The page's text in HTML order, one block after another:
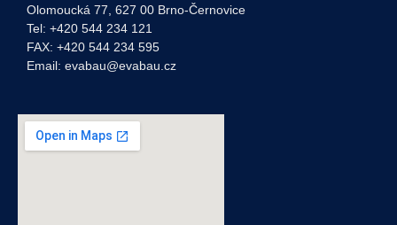
Olomoucká 77, 627 00 Brno-Černovice
Tel: +420 544 234 121
FAX: +420 544 234 595
Email: evabau@evabau.cz